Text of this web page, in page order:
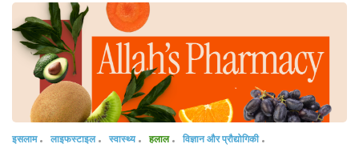
इसलाम लाइफस्टाइल स्वास्थ्य हलाल विज्ञान और प्रौद्योगिकी